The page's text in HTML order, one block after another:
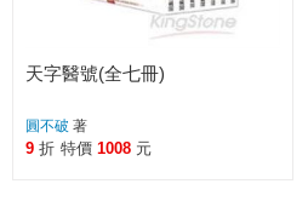
天字醫號(全七冊)
圓不破 著
9 折 特價 1008 元